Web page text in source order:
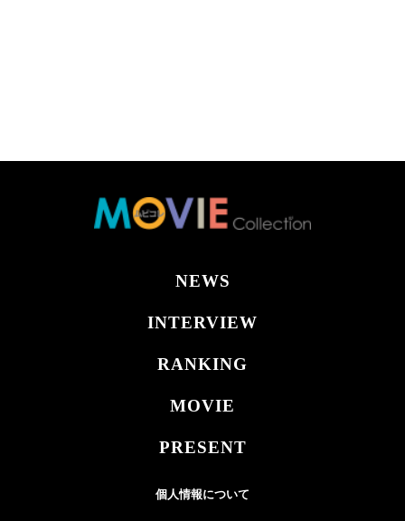
NEWS
INTERVIEW
RANKING
MOVIE
PRESENT
個人情報について